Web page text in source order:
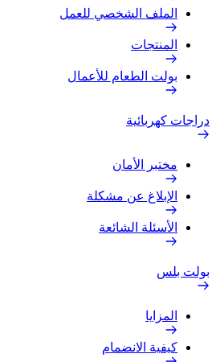
الملف الشخصي للعمل
المنتجات
بولت الطعام للأعمال
دراجات كهربائية
مختبر الأمان
الإبلاغ عن مشكلة
الأسئلة الشائعة
بولت بلس
المزايا
كيفية الانضمام